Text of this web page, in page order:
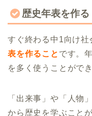
歴史年表を作る
すぐ終わる中1向け社
表を作ること です。
を多く使うことができ
「出来事」や「人物
から歴史を学ぶこと